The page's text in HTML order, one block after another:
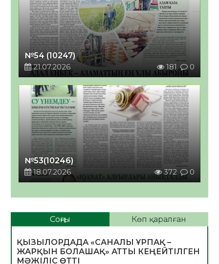
№54 (10247)
21.07.2026
181 0
№53(10246)
18.07.2026
372 0
Соңғы Көп қаралған
ҚЫЗЫЛОРДАДА «САНАЛЫ ҰРПАҚ –
ЖАРҚЫН БОЛАШАҚ» АТТЫ КЕҢЕЙТІЛГЕН
МӘЖІЛІС ӨТТІ